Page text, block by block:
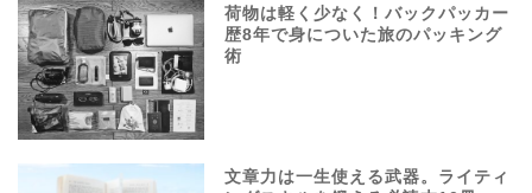
荷物は軽く少なく！バックパッカー
歴8年で身についた旅のパッキング
術
文章力は一生使える武器。ライティ